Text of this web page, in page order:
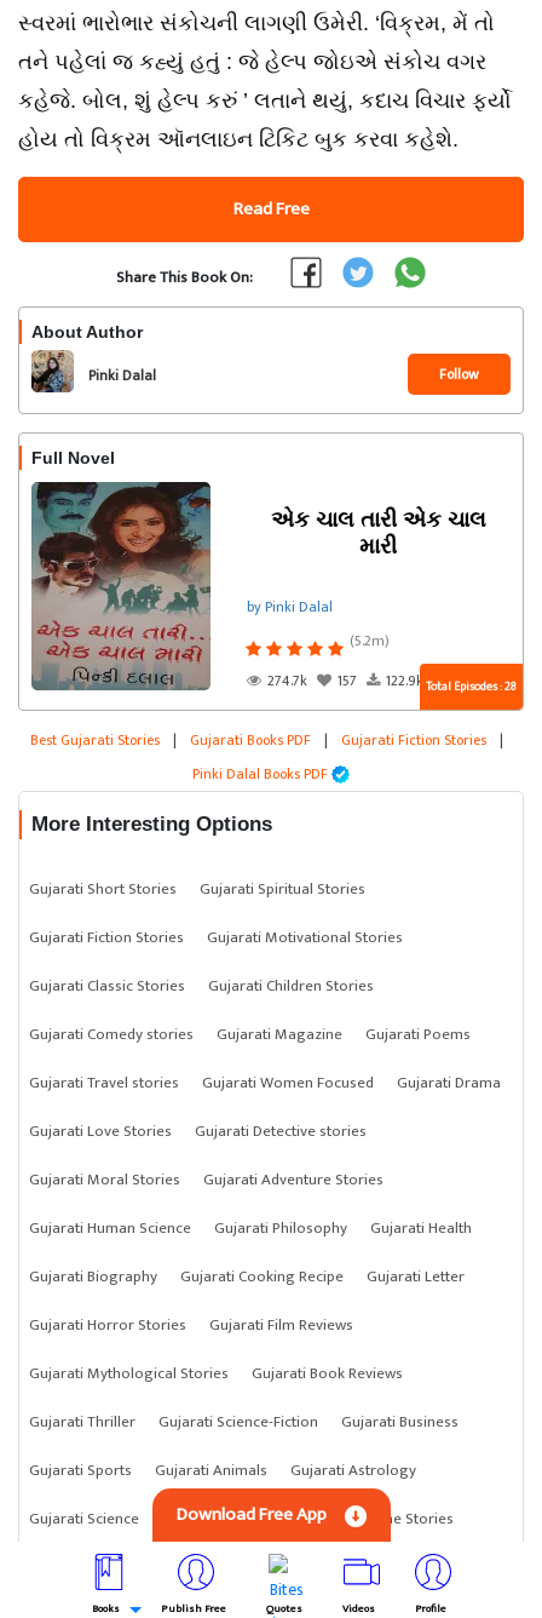
સ્વરમાં ભારોભાર સંકોચની લાગણી ઉમેરી. ‘વિક્રમ, મેં તો
તને પહેલાં જ કહ્યું હતું : જે હેલ્પ જોઇએ સંકોચ વગર
કહેજે. બોલ, શું હેલ્પ કરું ’ લતાને થયું, કદાચ વિચાર ફર્યો
હોય તો વિક્રમ ઑનલાઇન ટિકિટ બુક કરવા કહેશે.
Read Free
Share This Book On:
About Author
Pinki Dalal Follow
Full Novel
એક ચાલ તારી એક ચાલ
મારી
by Pinki Dalal
(5.2m)
274.7k
157 122.9k Total Episodes : 28
Best Gujarati Stories | Gujarati Books PDF | Gujarati Fiction Stories |
Pinki Dalal Books PDF
More Interesting Options
Gujarati Short Stories
Gujarati Spiritual Stories
Gujarati Fiction Stories
Gujarati Motivational Stories
Gujarati Classic Stories
Gujarati Children Stories
Gujarati Comedy stories
Gujarati Magazine
Gujarati Poems
Gujarati Travel stories
Gujarati Women Focused
Gujarati Drama
Gujarati Love Stories
Gujarati Detective stories
Gujarati Moral Stories
Gujarati Adventure Stories
Gujarati Human Science
Gujarati Philosophy
Gujarati Health
Gujarati Biography
Gujarati Cooking Recipe
Gujarati Letter
Gujarati Horror Stories
Gujarati Film Reviews
Gujarati Mythological Stories
Gujarati Book Reviews
Gujarati Thriller
Gujarati Science-Fiction
Gujarati Business
Gujarati Sports
Gujarati Animals
Gujarati Astrology
Gujarati Science
Gujarati Anything Gujarati Crime Stories
Download Free App
Books Publish Free Quotes Videos Profile